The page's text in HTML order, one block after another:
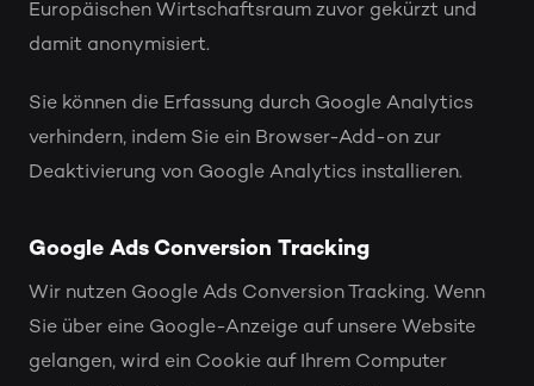
Europäischen Wirtschaftsraum zuvor gekürzt und
damit anonymisiert.
Sie können die Erfassung durch Google Analytics
verhindern, indem Sie ein Browser-Add-on zur
Deaktivierung von Google Analytics installieren.
Google Ads Conversion Tracking
Wir nutzen Google Ads Conversion Tracking. Wenn
Sie über eine Google-Anzeige auf unsere Website
gelangen, wird ein Cookie auf Ihrem Computer